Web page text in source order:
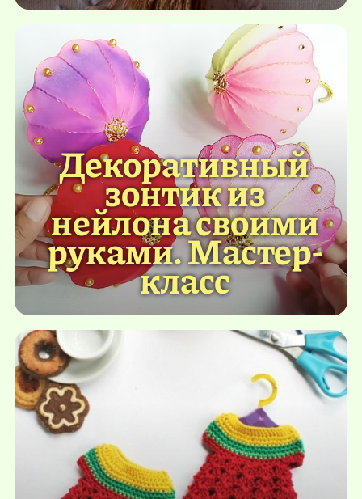
Декоративный
зонтик из
нейлона своими
руками. Мастер-
класс